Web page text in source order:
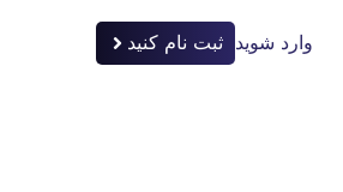
وارد شوید ثبت نام کنید